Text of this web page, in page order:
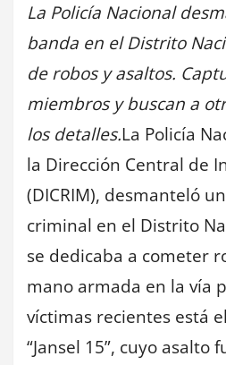
La Policía Nacional
banda en el Distrito
de robos y asaltos.
miembros y buscan a
los detalles.La Policía
la Dirección Central de
(DICRIM), desmanteló
criminal en el Distrito
se dedicaba a cometer
mano armada en la vía
víctimas recientes está
“Jansel 15”, cuyo asalto